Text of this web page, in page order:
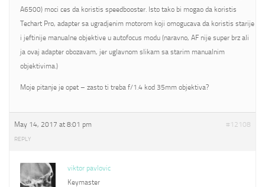
A6500) moci ces da koristis speedbooster. Isto tako bi mogao da koristis
Techart Pro, adapter sa ugradjenim motorom koji omogucava da koristis starije
i jeftinije manualne objektive u autofocus modu (naravno, AF nije super brz ali
ja ovaj adapter obozavam, jer uglavnom slikam sa starim manualnim
objektivima.)
Moje pitanje je opet – zasto ti treba f/1.4 kod 35mm objektiva?
May 14, 2017 at 8:01 pm #12108
REPLY
viktor pavlovic
Keymaster